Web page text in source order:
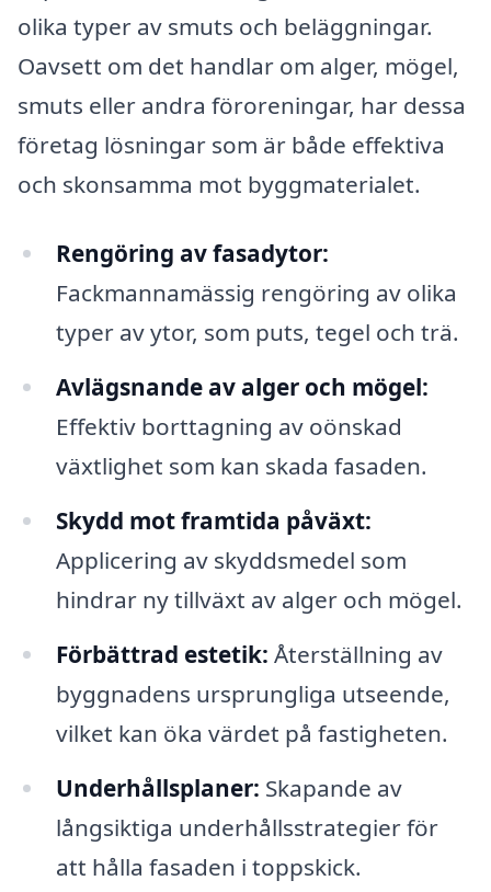
olika typer av smuts och beläggningar.
Oavsett om det handlar om alger, mögel,
smuts eller andra föroreningar, har dessa
företag lösningar som är både effektiva
och skonsamma mot byggmaterialet.
Rengöring av fasadytor:
Fackmannamässig rengöring av olika
typer av ytor, som puts, tegel och trä.
Avlägsnande av alger och mögel:
Effektiv borttagning av oönskad
växtlighet som kan skada fasaden.
Skydd mot framtida påväxt:
Applicering av skyddsmedel som
hindrar ny tillväxt av alger och mögel.
Förbättrad estetik: Återställning av
byggnadens ursprungliga utseende,
vilket kan öka värdet på fastigheten.
Underhållsplaner: Skapande av
långsiktiga underhållsstrategier för
att hålla fasaden i toppskick.